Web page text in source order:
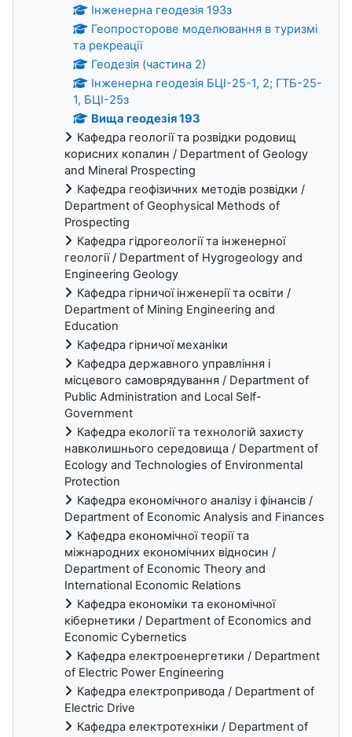
Інженерна геодезія 193з
Геопросторове моделювання в туризмі
та рекреації
Геодезія (частина 2)
Інженерна геодезія БЦІ-25-1, 2; ГТБ-25-
1, БЦІ-25з
Вища геодезія 193
Кафедра геології та розвідки родовищ
корисних копалин / Department of Geology
and Mineral Prospecting
Кафедра геофізичних методів розвідки /
Department of Geophysical Methods of
Prospecting
Кафедра гідрогеології та інженерної
геології / Department of Hygrogeology and
Engineering Geology
Кафедра гірничої інженерії та освіти /
Department of Mining Engineering and
Education
Кафедра гірничої механіки
Кафедра державного управління і
місцевого самоврядування / Department of
Public Administration and Local Self-
Government
Кафедра екології та технологій захисту
навколишнього середовища / Department of
Ecology and Technologies of Environmental
Protection
Кафедра економічного аналізу і фінансів /
Department of Economic Analysis and Finances
Кафедра економічної теорії та
міжнародних економічних відносин /
Department of Economic Theory and
International Economic Relations
Кафедра економіки та економічної
кібернетики / Department of Economics and
Economic Cybernetics
Кафедра електроенергетики / Department
of Electric Power Engineering
Кафедра електропривода / Department of
Electric Drive
Кафедра електротехніки / Department of